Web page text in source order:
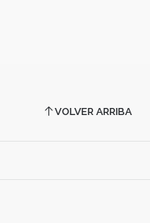
VOLVER ARRIBA